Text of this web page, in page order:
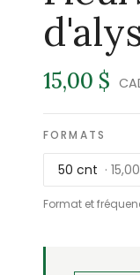
15,00 $
FORMATS
50 cnt ·
Format et